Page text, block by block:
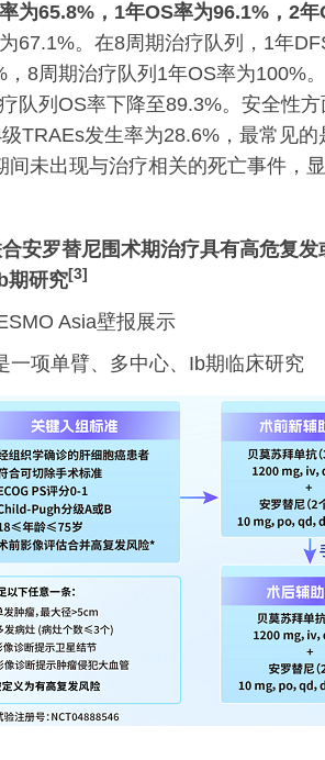
为65.8%，1年OS率为96.1%，2
67.1%。在8周期治疗队列，1年
，8周期治疗队列1年OS率为100%
队列OS率下降至89.3%。安全性
TRAEs发生率为28.6%，最常见
间未出现与治疗相关的死亡事件，
安罗替尼围术期治疗具有高危复
期研究[3]
Asia壁报展示
一项单臂、多中心、Ib期临床研究